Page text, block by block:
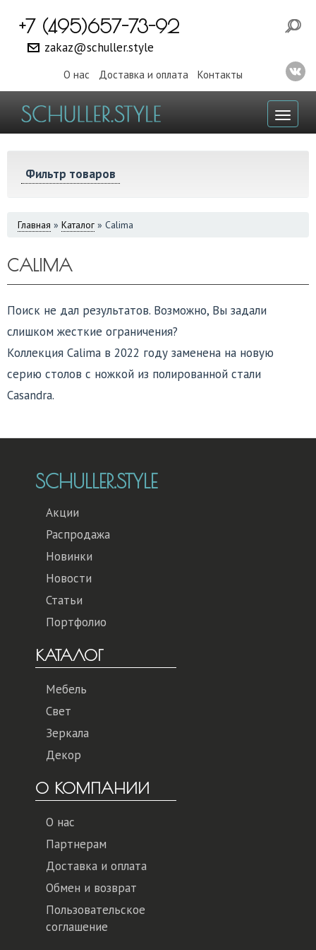
+7 (495)657-73-92
zakaz@schuller.style
О нас Доставка и оплата Контакты
Фильтр товаров
ВЫ
Главная » Каталог » Calima
CALIMA
Поиск не дал результатов. Возможно, Вы задали
слишком жесткие ограничения?
Коллекция Calima в 2022 году заменена на новую
серию столов с ножкой из полированной стали
Casandra.
SCHULLER.STYLE
Акции
Распродажа
Новинки
Новости
Статьи
Портфолио
КАТАЛОГ
Мебель
Свет
Зеркала
Декор
О КОМПАНИИ
О нас
Партнерам
Доставка и оплата
Обмен и возврат
Пользовательское
соглашение